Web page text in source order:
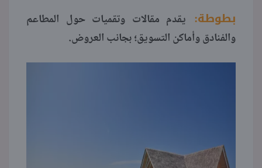
بطوطة: يقدم مقالات وتقميات حول المطاعم
والفنادق وأماكن التسويق؛ بجانب العروض.